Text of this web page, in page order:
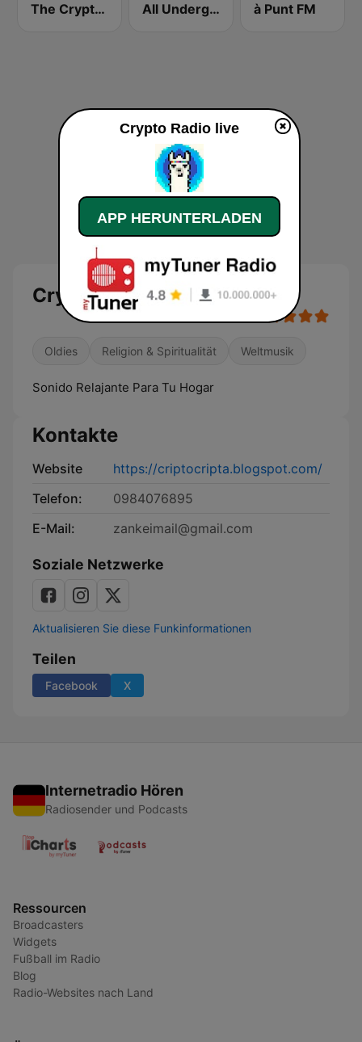
The Crypto Radio All Underground Hip Hop Radio à Punt FM
Crypto Radio Live
Oldies Religion & Spiritualität Weltmusik
Sonido Relajante Para Tu Hogar
Kontakte
Website
https://criptocripta.blogspot.com/
Telefon:
0984076895
E-Mail:
zankeimail@gmail.com
Soziale Netzwerke
Aktualisieren Sie diese Funkinformationen
Teilen
Facebook X
Internetradio Hören
Radiosender und Podcasts
Ressourcen
Broadcasters
Widgets
Fußball im Radio
Blog
Radio-Websites nach Land
Crypto Radio live
APP HERUNTERLADEN